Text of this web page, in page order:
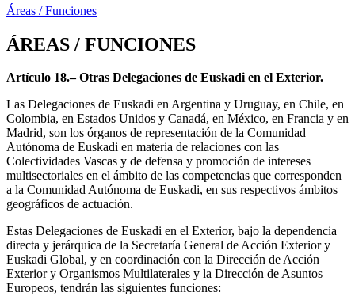
Áreas / Funciones
ÁREAS / FUNCIONES
Artículo 18.– Otras Delegaciones de Euskadi en el Exterior.
Las Delegaciones de Euskadi en Argentina y Uruguay, en Chile, en
Colombia, en Estados Unidos y Canadá, en México, en Francia y en
Madrid, son los órganos de representación de la Comunidad
Autónoma de Euskadi en materia de relaciones con las
Colectividades Vascas y de defensa y promoción de intereses
multisectoriales en el ámbito de las competencias que corresponden
a la Comunidad Autónoma de Euskadi, en sus respectivos ámbitos
geográficos de actuación.
Estas Delegaciones de Euskadi en el Exterior, bajo la dependencia
directa y jerárquica de la Secretaría General de Acción Exterior y
Euskadi Global, y en coordinación con la Dirección de Acción
Exterior y Organismos Multilaterales y la Dirección de Asuntos
Europeos, tendrán las siguientes funciones: